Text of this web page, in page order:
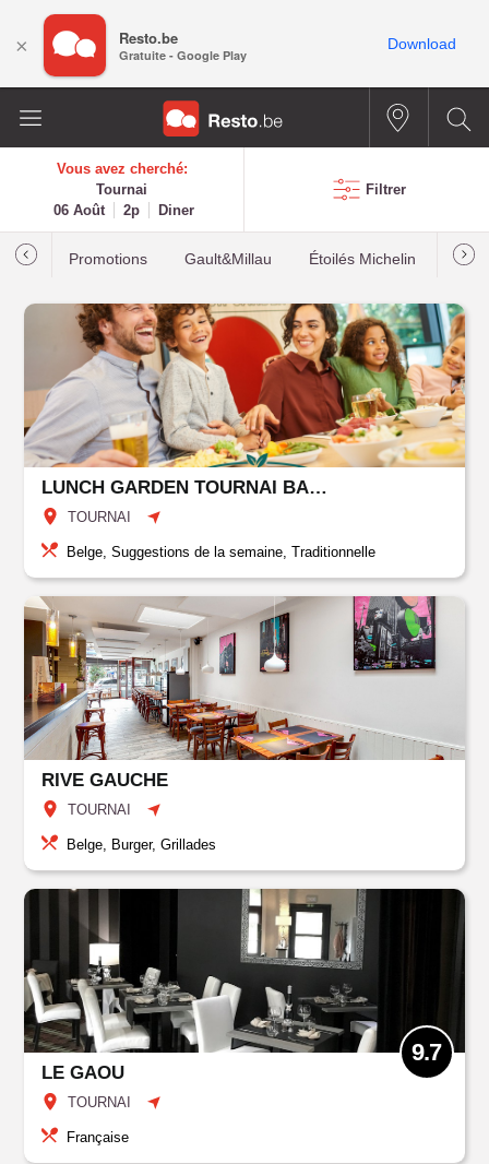
Vous avez cherché:
Tournai
06 Août
2p Diner
Filtrer
Promotions Gault&Millau Étoilés Michelin Les
LUNCH GARDEN TOURNAI BASTIONS
TOURNAI
Belge, Suggestions de la semaine, Traditionnelle
RIVE GAUCHE
TOURNAI
Belge, Burger, Grillades
LE GAOU
TOURNAI
9.7
Française
× Resto.be
Gratuite - Google Play
Download